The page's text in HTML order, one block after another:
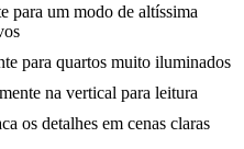
para um modo de altíssima
para quartos muito iluminados
na vertical para leitura
os detalhes em cenas claras